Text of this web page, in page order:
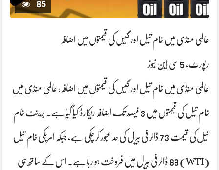
85
عالمی منڈی میں خام تیل اور گیس کی قیمتوں میں اضافہ
رپورٹ، 5 سی این نیوز
عالمی منڈی میں خام تیل اور گیس کی قیمتوں میں اضافہ، عالمی منڈی میں
خام تیل کی قیمتوں میں 3 فیصد تک اضافہ ریکارڈ کیا گیا ہے۔ برینٹ خام
تیل کی قیمت 73 ڈالر فی بیرل کی حد عبور کر چکی ہے، جبکہ امریکی خام تیل
(WTI) 69 ڈالر فی بیرل میں فروخت ہو رہا ہے۔ اس کے ساتھ ہی